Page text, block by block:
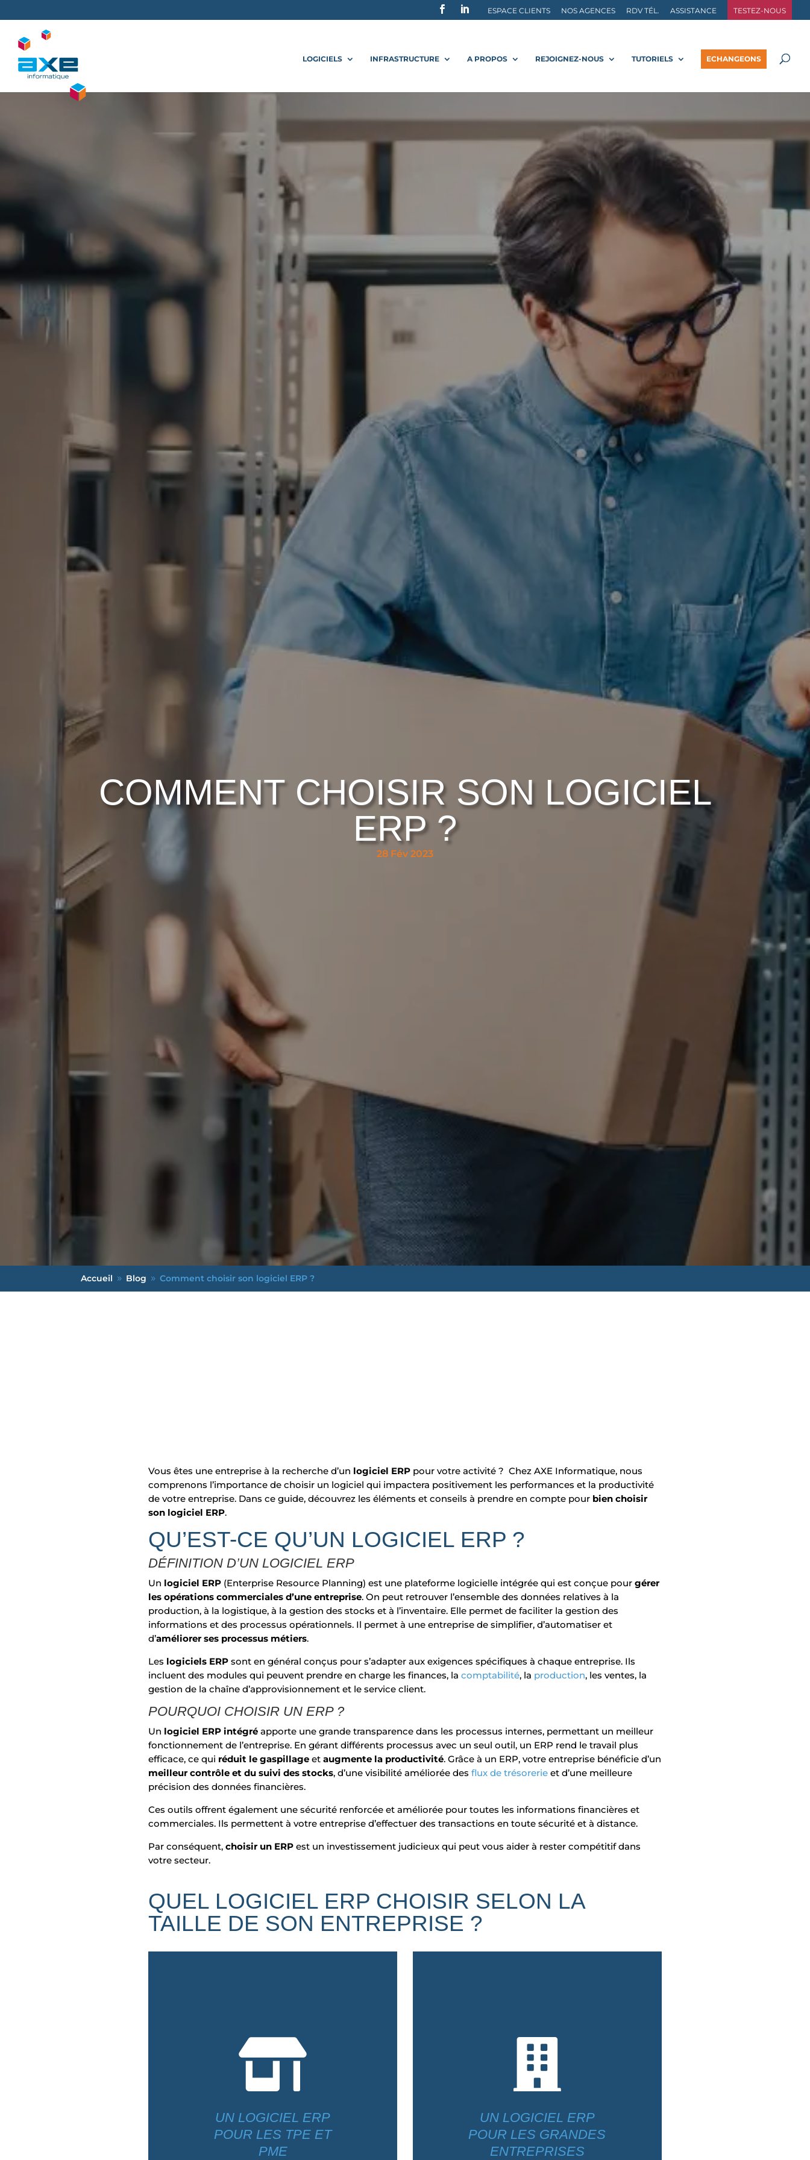
ESPACE CLIENTS NOS AGENCES RDV TÉL. ASSISTANCE TESTEZ-NOUS
LOGICIELS INFRASTRUCTURE A PROPOS REJOIGNEZ-NOUS TUTORIELS ECHANGEONS
COMMENT CHOISIR SON LOGICIEL
ERP ?
28 Fév 2023
Accueil 9 Blog 9 Comment choisir son logiciel ERP ?
Vous êtes une entreprise à la recherche d’un logiciel ERP pour votre activité ? Chez AXE Informatique, nous
comprenons l’importance de choisir un logiciel qui impactera positivement les performances et la productivité
de votre entreprise. Dans ce guide, découvrez les éléments et conseils à prendre en compte pour bien choisir
son logiciel ERP.
QU’EST-CE QU’UN LOGICIEL ERP ?
DÉFINITION D’UN LOGICIEL ERP
Un logiciel ERP (Enterprise Resource Planning) est une plateforme logicielle intégrée qui est conçue pourgérer
les opérations commerciales d’une entreprise. On peut retrouver l’ensemble des données relatives à la
production, à la logistique, à la gestion des stocks et à l’inventaire. Elle permet de faciliter la gestion des
informations et des processus opérationnels. Il permet à une entreprise de simplifier, d’automatiser et
d’améliorer ses processus métiers.
Les logiciels ERP sont en général conçus pour s’adapter aux exigences spécifiques à chaque entreprise. Ils
incluent des modules qui peuvent prendre en charge les finances, lacomptabilité, la production, les ventes, la
gestion de la chaîne d’approvisionnement et le service client.
POURQUOI CHOISIR UN ERP ?
Un logiciel ERP intégré apporte une grande transparence dans les processus internes, permettant un meilleur
fonctionnement de l’entreprise. En gérant différents processus avec un seul outil, un ERP rend le travail plus
efficace, ce qui réduit le gaspillage et augmente la productivité. Grâce à un ERP, votre entreprise bénéficie d’un
meilleur contrôle et du suivi des stocks, d’une visibilité améliorée desflux de trésorerie et d’une meilleure
précision des données financières.
Ces outils offrent également une sécurité renforcée et améliorée pour toutes les informations financières et
commerciales. Ils permettent à votre entreprise d’effectuer des transactions en toute sécurité et à distance.
Par conséquent,choisir un ERP est un investissement judicieux qui peut vous aider à rester compétitif dans
votre secteur.
QUEL LOGICIEL ERP CHOISIR SELON LA
TAILLE DE SON ENTREPRISE ?

UN LOGICIEL ERP
POUR LES TPE ET
PME

UN LOGICIEL ERP
POUR LES GRANDES
ENTREPRISES